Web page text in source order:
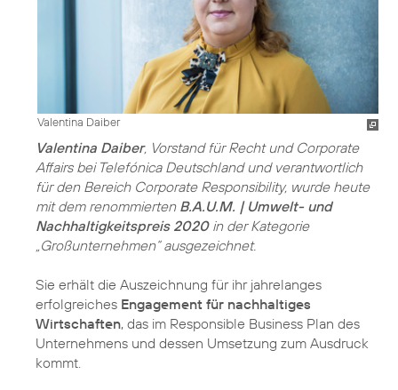
Valentina Daiber
Valentina Daiber, Vorstand für Recht und Corporate
Affairs bei Telefónica Deutschland und verantwortlich
für den Bereich Corporate Responsibility, wurde heute
mit dem renommierten B.A.U.M. | Umwelt- und
Nachhaltigkeitspreis 2020in der Kategorie
„Großunternehmen“ ausgezeichnet.
Sie erhält die Auszeichnung für ihr jahrelanges
erfolgreiches Engagement für nachhaltiges
Wirtschaften, das im Responsible Business Plan des
Unternehmens und dessen Umsetzung zum Ausdruck
kommt.